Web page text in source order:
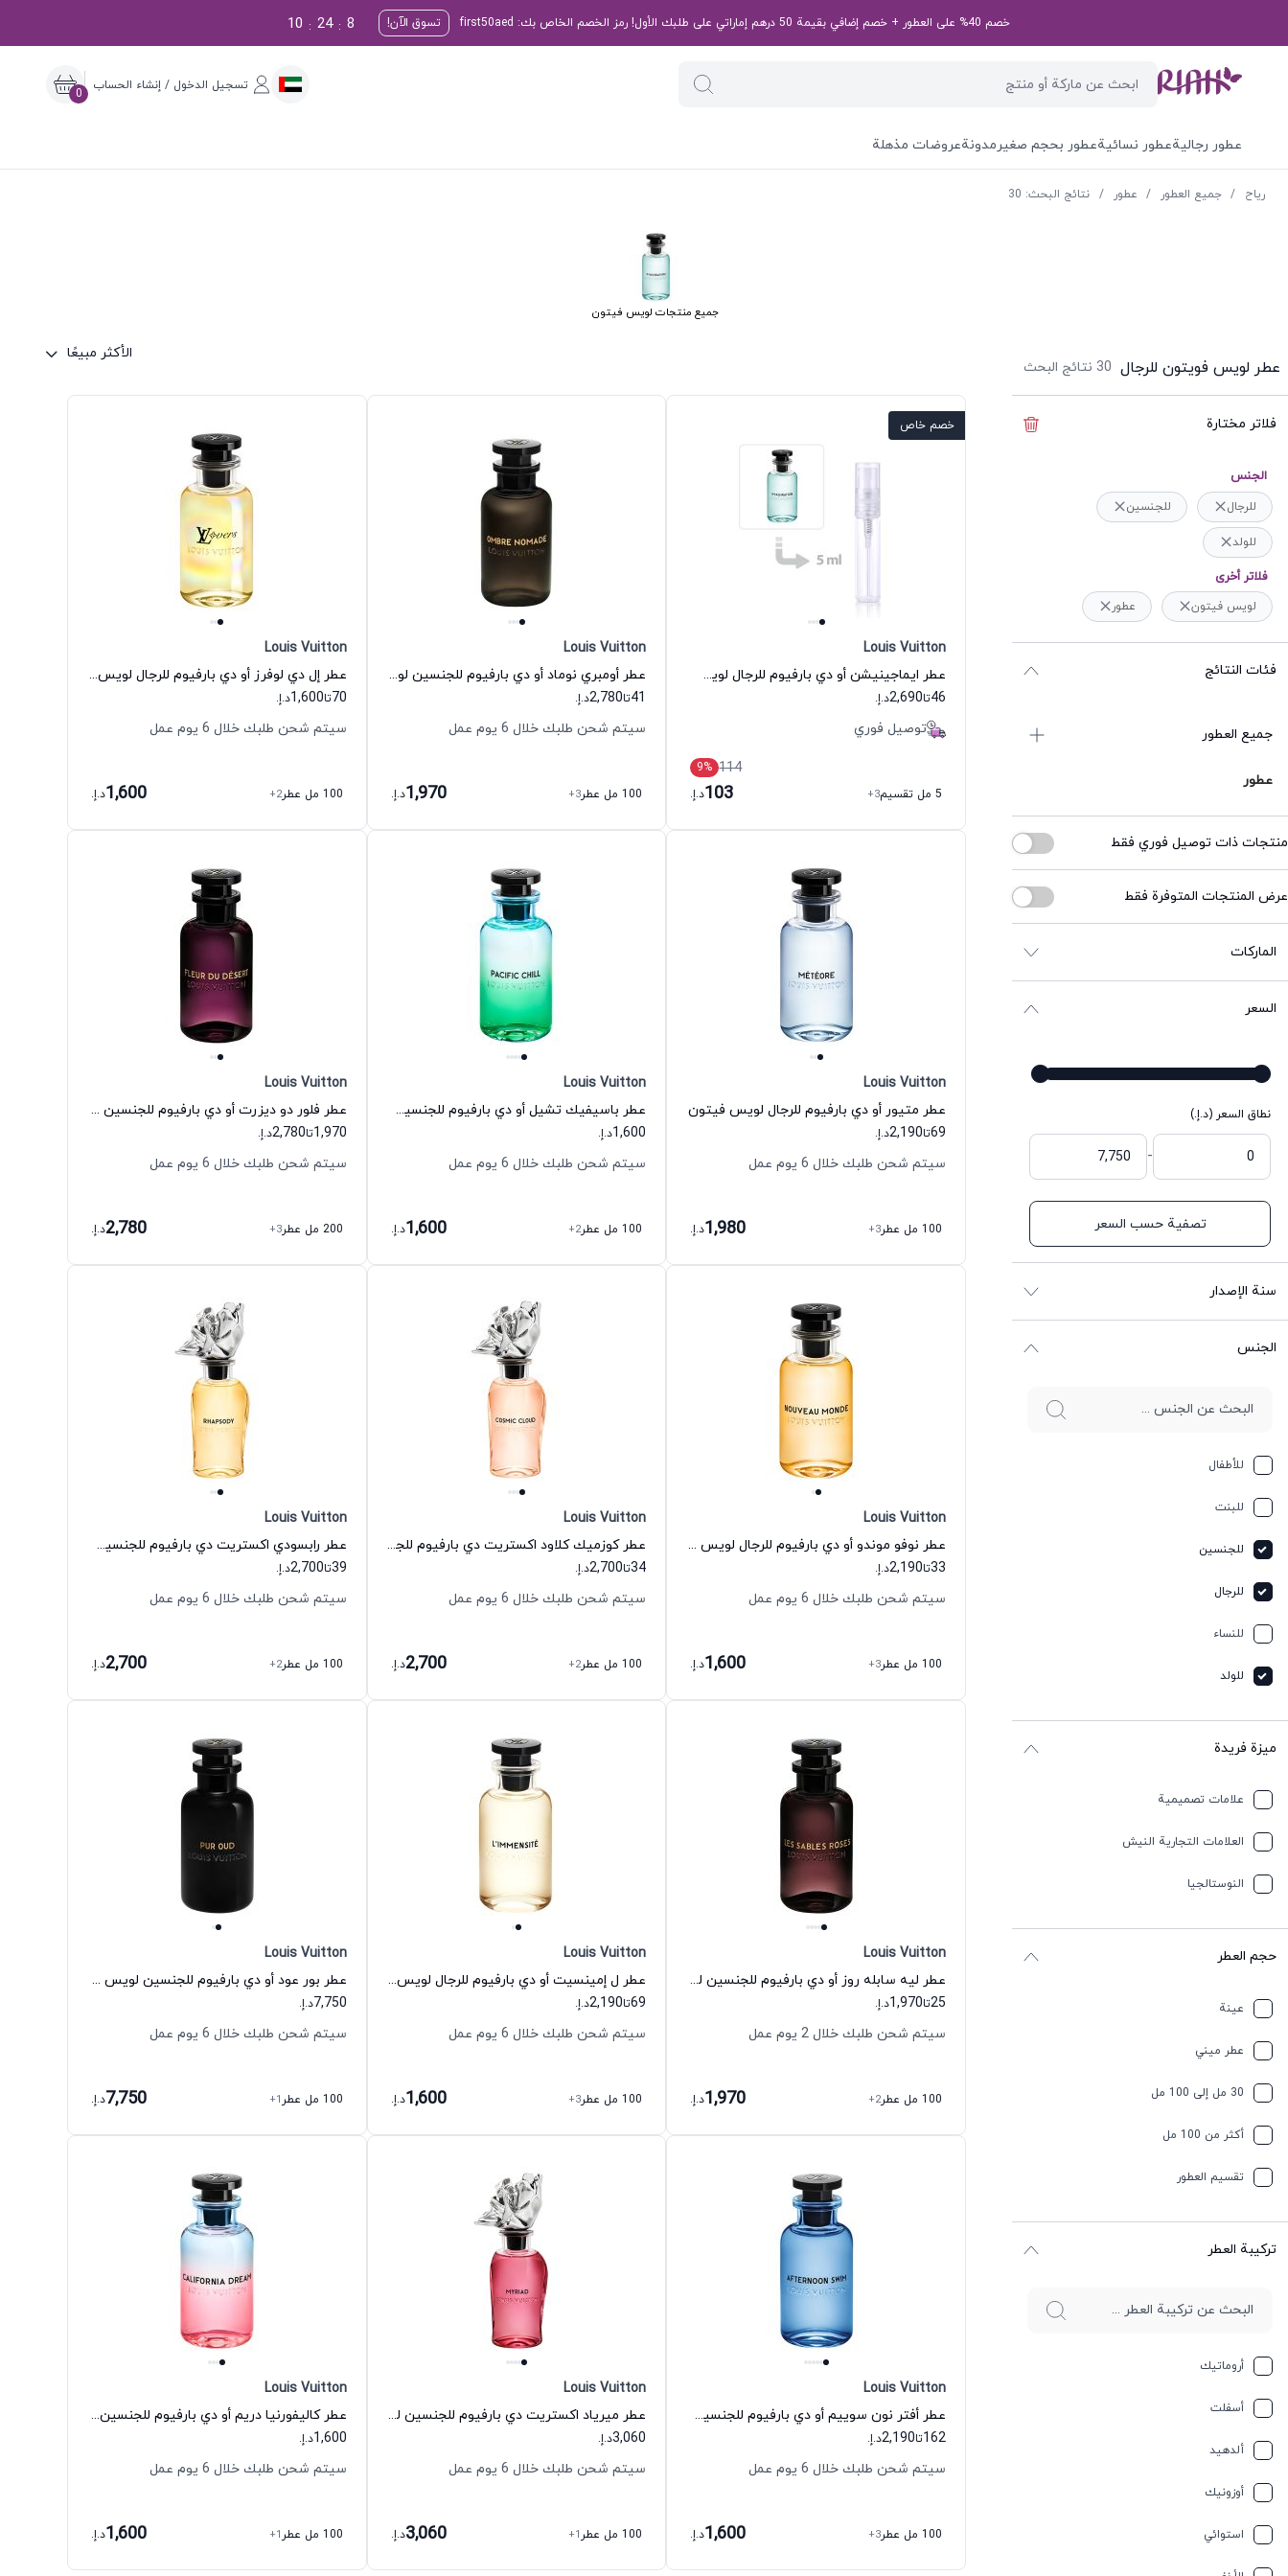
خصم 40% على العطور + خصم إضافي بقيمة 50 درهم إماراتي على طلبك الأول! رمز الخصم الخاص بك: first50aed تسوق الآن! 7
:
24
:
10
تسجيل الدخول / إنشاء الحساب
0
عطور رجاليةعطور نسائيةعطور بحجم صغيرمدونةعروضات مذهلة
ریاح / جميع العطور / عطور / نتائج البحث: 30
جميع منتجات لويس فيتون
عطر لويس فويتون للرجال 30 نتائج البحث
الأكثر مبيعًا
فلاتر مختارة
الجنس
للرجال للجنسين
للولد
فلاتر أخرى
لويس فيتون عطور
فئات النتائج
جميع العطور
عطور
منتجات ذات توصيل فوري فقط
عرض المنتجات المتوفرة فقط
الماركات
السعر
نطاق السعر (د.إ.)
-
تصفية حسب السعر
سنة الإصدار
الجنس
للأطفال
للبنت
للجنسين
للرجال
للنساء
للولد
ميزة فريدة
علامات تصميمية
العلامات التجارية النيش
النوستالجيا
حجم العطر
عينة
عطر ميني
30 مل إلى 100 مل
أكثر من 100 مل
تقسیم العطور
ترکیبة العطر
أروماتيك
أسفلت
ألدهيد
أوزونيك
استوائي
خصم خاص
Louis Vuitton
عطر ايماجينيشن أو دي بارفيوم للرجال لويس فيتون
46تا2,690د.إ.
توصيل فوري
114
9%
5 مل تقسيم
+3
103د.إ.
Louis Vuitton
عطر أومبري نوماد أو دي بارفيوم للجنسين لويس فيتون
41تا2,780د.إ.
سيتم شحن طلبك خلال 6 يوم عمل
100 مل عطر +3
1,970د.إ.
Louis Vuitton
عطر إل دي لوفرز أو دي بارفيوم للرجال لويس فيتون
70تا1,600د.إ.
سيتم شحن طلبك خلال 6 يوم عمل
100 مل عطر +2
1,600د.إ.
Louis Vuitton
عطر متيور أو دي بارفيوم للرجال لويس فيتون
69تا2,190د.إ.
سيتم شحن طلبك خلال 6 يوم عمل
100 مل عطر +3
1,980د.إ.
Louis Vuitton
عطر باسيفيك تشيل أو دي بارفيوم للجنسين لويس فيتون
1,600د.إ.
سيتم شحن طلبك خلال 6 يوم عمل
100 مل عطر +2
1,600د.إ.
Louis Vuitton
عطر فلور دو ديزرت أو دي بارفيوم للجنسين لويس فيتون
1,970تا2,780د.إ.
سيتم شحن طلبك خلال 6 يوم عمل
200 مل عطر +3
2,780د.إ.
Louis Vuitton
عطر نوفو موندو أو دي بارفيوم للرجال لويس فيتون
33تا2,190د.إ.
سيتم شحن طلبك خلال 6 يوم عمل
100 مل عطر +3
1,600د.إ.
Louis Vuitton
عطر كوزميك كلاود اكستريت دي بارفيوم للجنسين لويس فيتون
34تا2,700د.إ.
سيتم شحن طلبك خلال 6 يوم عمل
100 مل عطر +2
2,700د.إ.
Louis Vuitton
عطر رابسودي اكستريت دي بارفيوم للجنسين لويس فيتون
39تا2,700د.إ.
سيتم شحن طلبك خلال 6 يوم عمل
100 مل عطر +2
2,700د.إ.
Louis Vuitton
عطر ليه سابله روز أو دي بارفيوم للجنسين لويس فيتون
25تا1,970د.إ.
سيتم شحن طلبك خلال 2 يوم عمل
100 مل عطر +2
1,970د.إ.
Louis Vuitton
عطر ل إمينسيت أو دي بارفيوم للرجال لويس فيتون
69تا2,190د.إ.
سيتم شحن طلبك خلال 6 يوم عمل
100 مل عطر +3
1,600د.إ.
Louis Vuitton
عطر بور عود أو دي بارفيوم للجنسين لويس فيتون
7,750د.إ.
سيتم شحن طلبك خلال 6 يوم عمل
100 مل عطر +1
7,750د.إ.
Louis Vuitton
عطر أفتر نون سوييم أو دي بارفيوم للجنسين لويس فيتون
162تا2,190د.إ.
سيتم شحن طلبك خلال 6 يوم عمل
100 مل عطر +3
1,600د.إ.
Louis Vuitton
عطر ميرياد اكستريت دي بارفيوم للجنسين لويس فيتون
3,060د.إ.
سيتم شحن طلبك خلال 6 يوم عمل
100 مل عطر +1
3,060د.إ.
Louis Vuitton
عطر كاليفورنيا دريم أو دي بارفيوم للجنسين لويس فيتون
1,600د.إ.
سيتم شحن طلبك خلال 6 يوم عمل
100 مل عطر +1
1,600د.إ.